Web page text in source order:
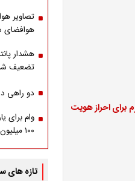
برای احراز هویت
تصاویر
هوافضای
هشدار
تضعیف
دو راهی
۱۰۰ میلیون تومانی بانک رفاه
تازه های